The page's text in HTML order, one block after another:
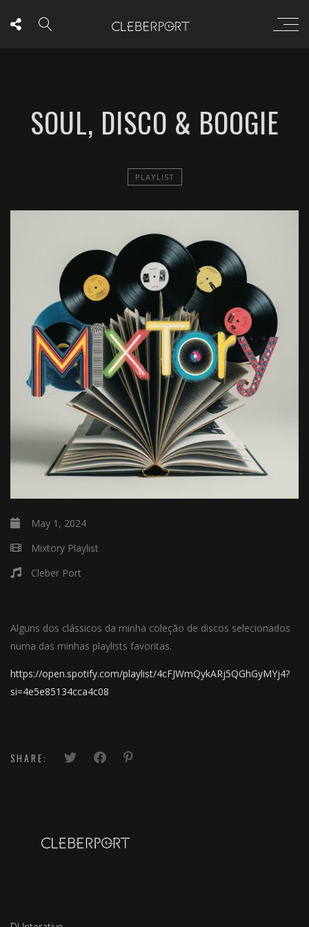
SOUL, DISCO & BOOGIE
PLAYLIST
May 1, 2024
Mixtory Playlist
Cleber Port
Alguns dos clássicos da minha coleção de discos selecionados
numa das minhas playlists favoritas.
https://open.spotify.com/playlist/4cFJWmQykARj5QGhGyMYj4?
si=4e5e85134cca4c08
SHARE: